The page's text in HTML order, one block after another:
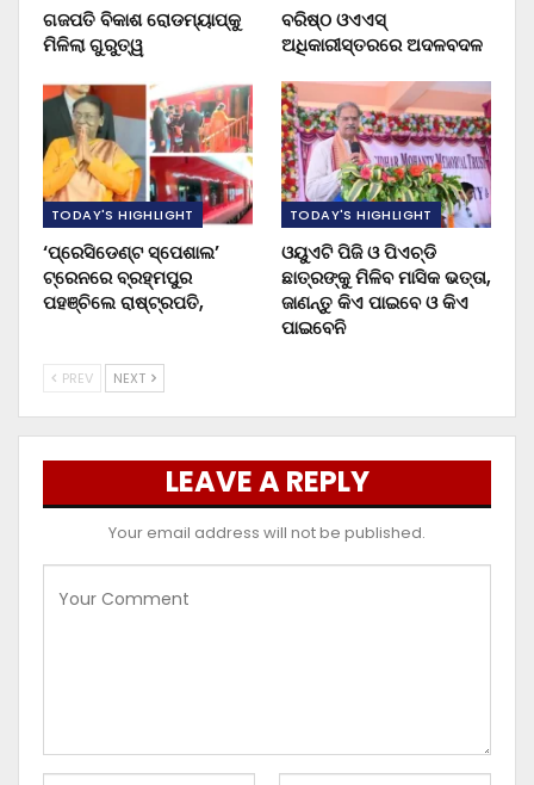
ଗଜପତି ବିକାଶ ରୋଡମ୍ୟାପ୍‌କୁ
ମିଳିଲା ଗୁରୁତ୍ୱ
ବରିଷ୍ଠ ଓଏଏସ୍‌
ଅଧିକାରୀସ୍ତରରେ ଅଦଳବଦଳ
TODAY'S HIGHLIGHT
‘ପ୍ରେସିଡେଣ୍ଟ ସ୍ପେଶାଲ’
ଟ୍ରେନରେ ବ୍ରହ୍ମପୁର
ପହଞ୍ଚିଲେ ରାଷ୍ଟ୍ରପତି,
TODAY'S HIGHLIGHT
ଓୟୁଏଟି ପିଜି ଓ ପିଏଚ୍‌ଡି
ଛାତ୍ରଙ୍କୁ ମିଳିବ ମାସିକ ଭତ୍ତା,
ଜାଣନ୍ତୁ କିଏ ପାଇବେ ଓ କିଏ
ପାଇବେନି
PREV NEXT
LEAVE A REPLY
Your email address will not be published.